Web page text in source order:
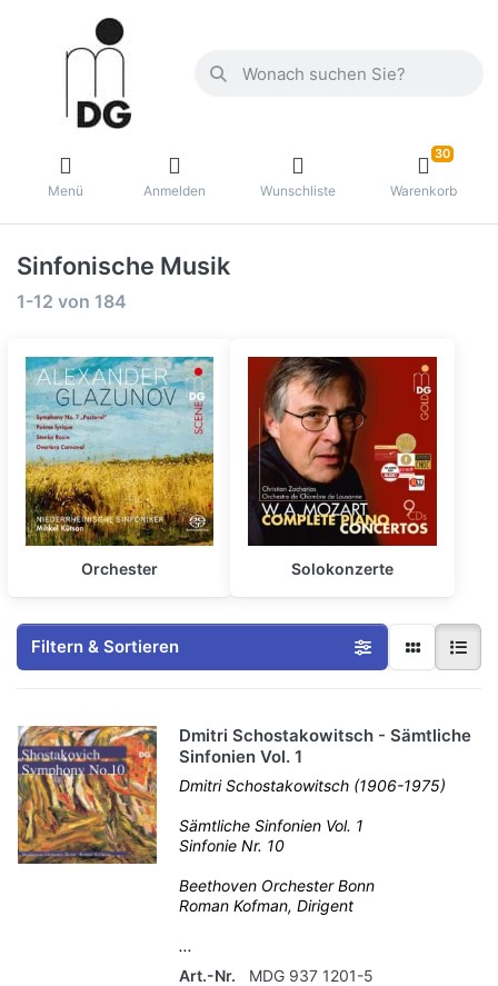
Menü Anmelden Wunschliste
30
Warenkorb
Sinfonische Musik
1-12 von 184
Orchester Solokonzerte
Filtern & Sortieren
Dmitri Schostakowitsch - Sämtliche
Sinfonien Vol. 1
Dmitri Schostakowitsch (1906-1975)
Sämtliche Sinfonien Vol. 1
Sinfonie Nr. 10
Beethoven Orchester Bonn
Roman Kofman, Dirigent
...
Art.-Nr.
MDG 937 1201-5